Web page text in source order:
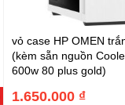
vỏ case HP OMEN
(kèm sẵn nguồn
600w 80 plus gold)
1.650.000 ₫